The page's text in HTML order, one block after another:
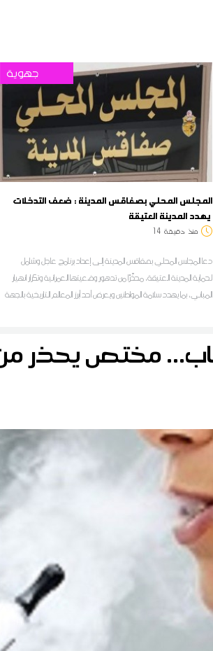
جهوية
المجلس المحلي بصفاقس المدينة : ضعف التدخلات
يهدد المدينة العتيقة
منذ دقيقة 14
دعا المجلس المحلي بصفاقس المدينة إلى إعداد برنامج عاجل وشامل
لحماية المدينة العتيقة، محذّرًا من تدهور وضعيتها العمرانية وتكرار انهيار
المباني، بما يهدد سلامة المواطنين ويعرض أحد أبرز المعالم التاريخية بالجهة